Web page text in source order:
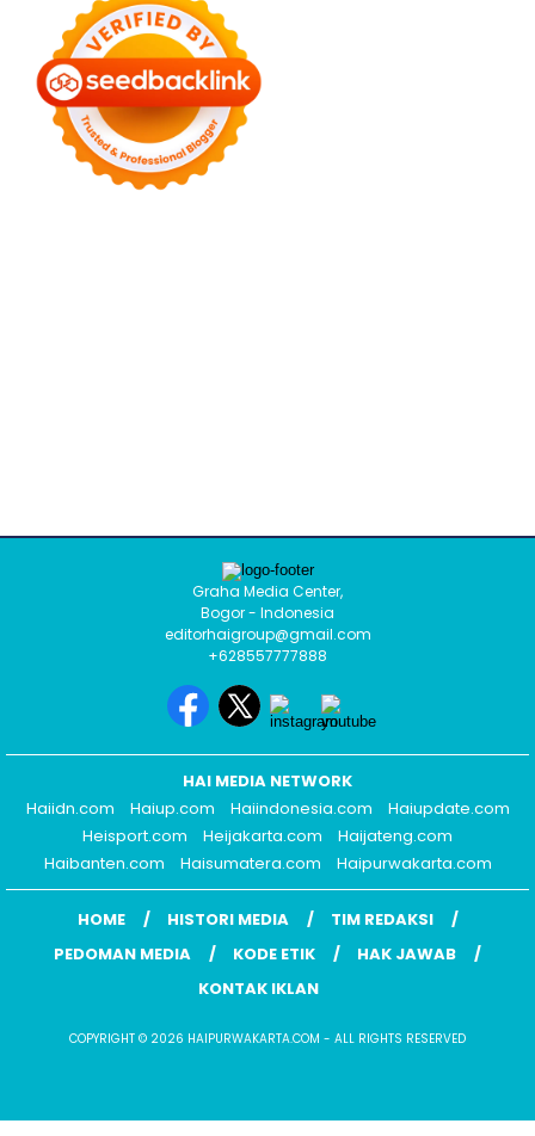
Graha Media Center,
Bogor - Indonesia
editorhaigroup@gmail.com
+628557777888
HAI MEDIA NETWORK
Haiidn.com
Haiup.com Haiindonesia.com
Haiupdate.com
Heisport.com
Heijakarta.com
Haijateng.com
Haibanten.com
Haisumatera.com Haipurwakarta.com
HOME HISTORI MEDIA
TIM REDAKSI
PEDOMAN MEDIA
KODE ETIK
HAK JAWAB
KONTAK IKLAN
COPYRIGHT © 2026 HAIPURWAKARTA.COM - ALL RIGHTS RESERVED